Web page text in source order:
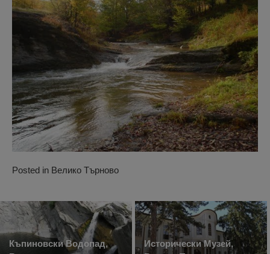
Posted in Велико Търново
Къпиновски Водопад,
Исторически Музей,